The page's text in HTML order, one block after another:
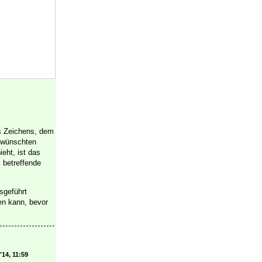
Zeichens, dem
ist das
betreffende
kann, bevor
11:59